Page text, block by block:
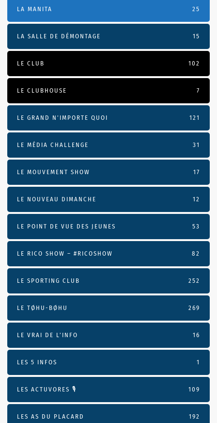
LA MANITA 25
LA SALLE DE DÉMONTAGE 15
LE CLUB 102
LE CLUBHOUSE 7
LE GRAND N’IMPORTE QUOI 121
LE MÉDIA CHALLENGE 31
LE MOUVEMENT SHOW 17
LE NOUVEAU DIMANCHE 12
LE POINT DE VUE DES JEUNES 53
LE RICO SHOW – #RICOSHOW 82
LE SPORTING CLUB 252
LE TØHU-BØHU 269
LE VRAI DE L’INFO 16
LES 5 INFOS 1
LES ACTUVORES 🎙 109
LES AS DU PLACARD 192